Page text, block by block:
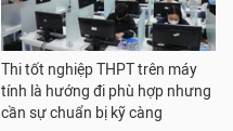
Thi tốt nghiệp THPT trên máy
tính là hướng đi phù hợp nhưng
cần sự chuẩn bị kỹ càng